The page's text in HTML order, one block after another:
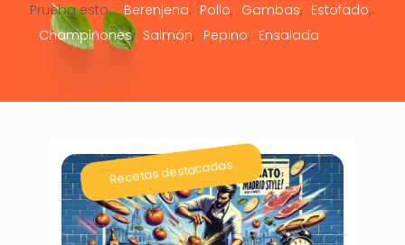
Prueba esto: Berenjena Pollo Gambas
Estofado
Champiñones
Salmón Pepino Ensalada
Recetas destacadas